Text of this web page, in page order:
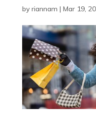
by riannam | Mar 19,